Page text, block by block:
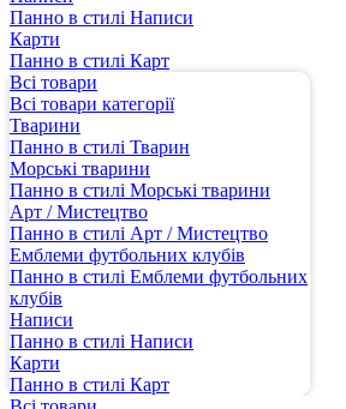
Панно в стилі Написи
Карти
Панно в стилі Карт
Всі товари
Всі товари категорії
Тварини
Панно в стилі Тварин
Морські тварини
Панно в стилі Морські тварини
Арт / Мистецтво
Панно в стилі Арт / Мистецтво
Емблеми футбольних клубів
Панно в стилі Емблеми футбольних
клубів
Написи
Панно в стилі Написи
Карти
Панно в стилі Карт